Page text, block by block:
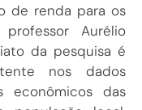
de renda para os
Aurélio
da pesquisa é
nos dados
econômicos das